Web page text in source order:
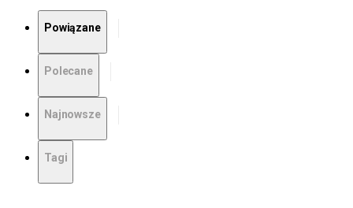
Powiązane
Polecane
Najnowsze
Tagi